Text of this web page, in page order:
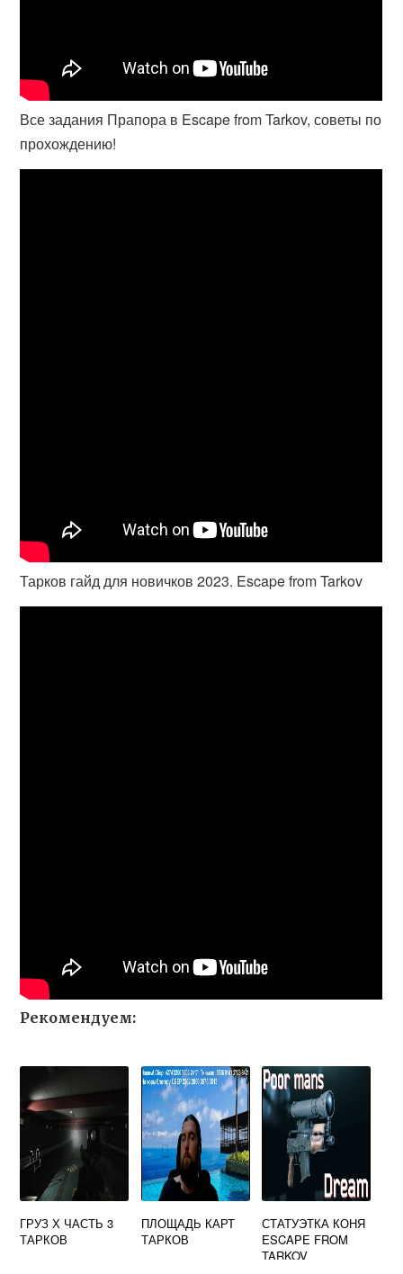
Все задания Прапора в Escape from Tarkov, советы по
прохождению!
Тарков гайд для новичков 2023. Escape from Tarkov
Рекомендуем:
ГРУЗ Х ЧАСТЬ 3
ТАРКОВ
ПЛОЩАДЬ КАРТ
ТАРКОВ
СТАТУЭТКА КОНЯ
ESCAPE FROM
TARKOV